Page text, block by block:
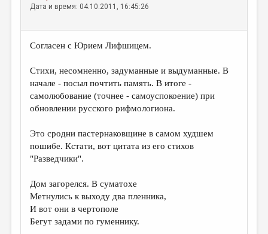
Дата и время: 04.10.2011, 16:45:26
Согласен с Юрием Лифшицем.
Стихи, несомненно, задуманные и выдуманные. В
начале - посыл почтить память. В итоге -
самолюбование (точнее - самоуспокоение) при
обновлении русского рифмологиона.
Это сродни пастернаковщине в самом худшем
пошибе. Кстати, вот цитата из его стихов
"Разведчики".
Дом загорелся. B суматохе
Метнулись к выходу два пленника,
И вот они в чертополе
Бегут задами по гуменнику.